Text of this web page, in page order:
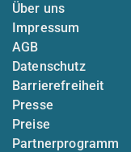
Über uns
Impressum
AGB
Datenschutz
Barrierefreiheit
Presse
Preise
Partnerprogramm